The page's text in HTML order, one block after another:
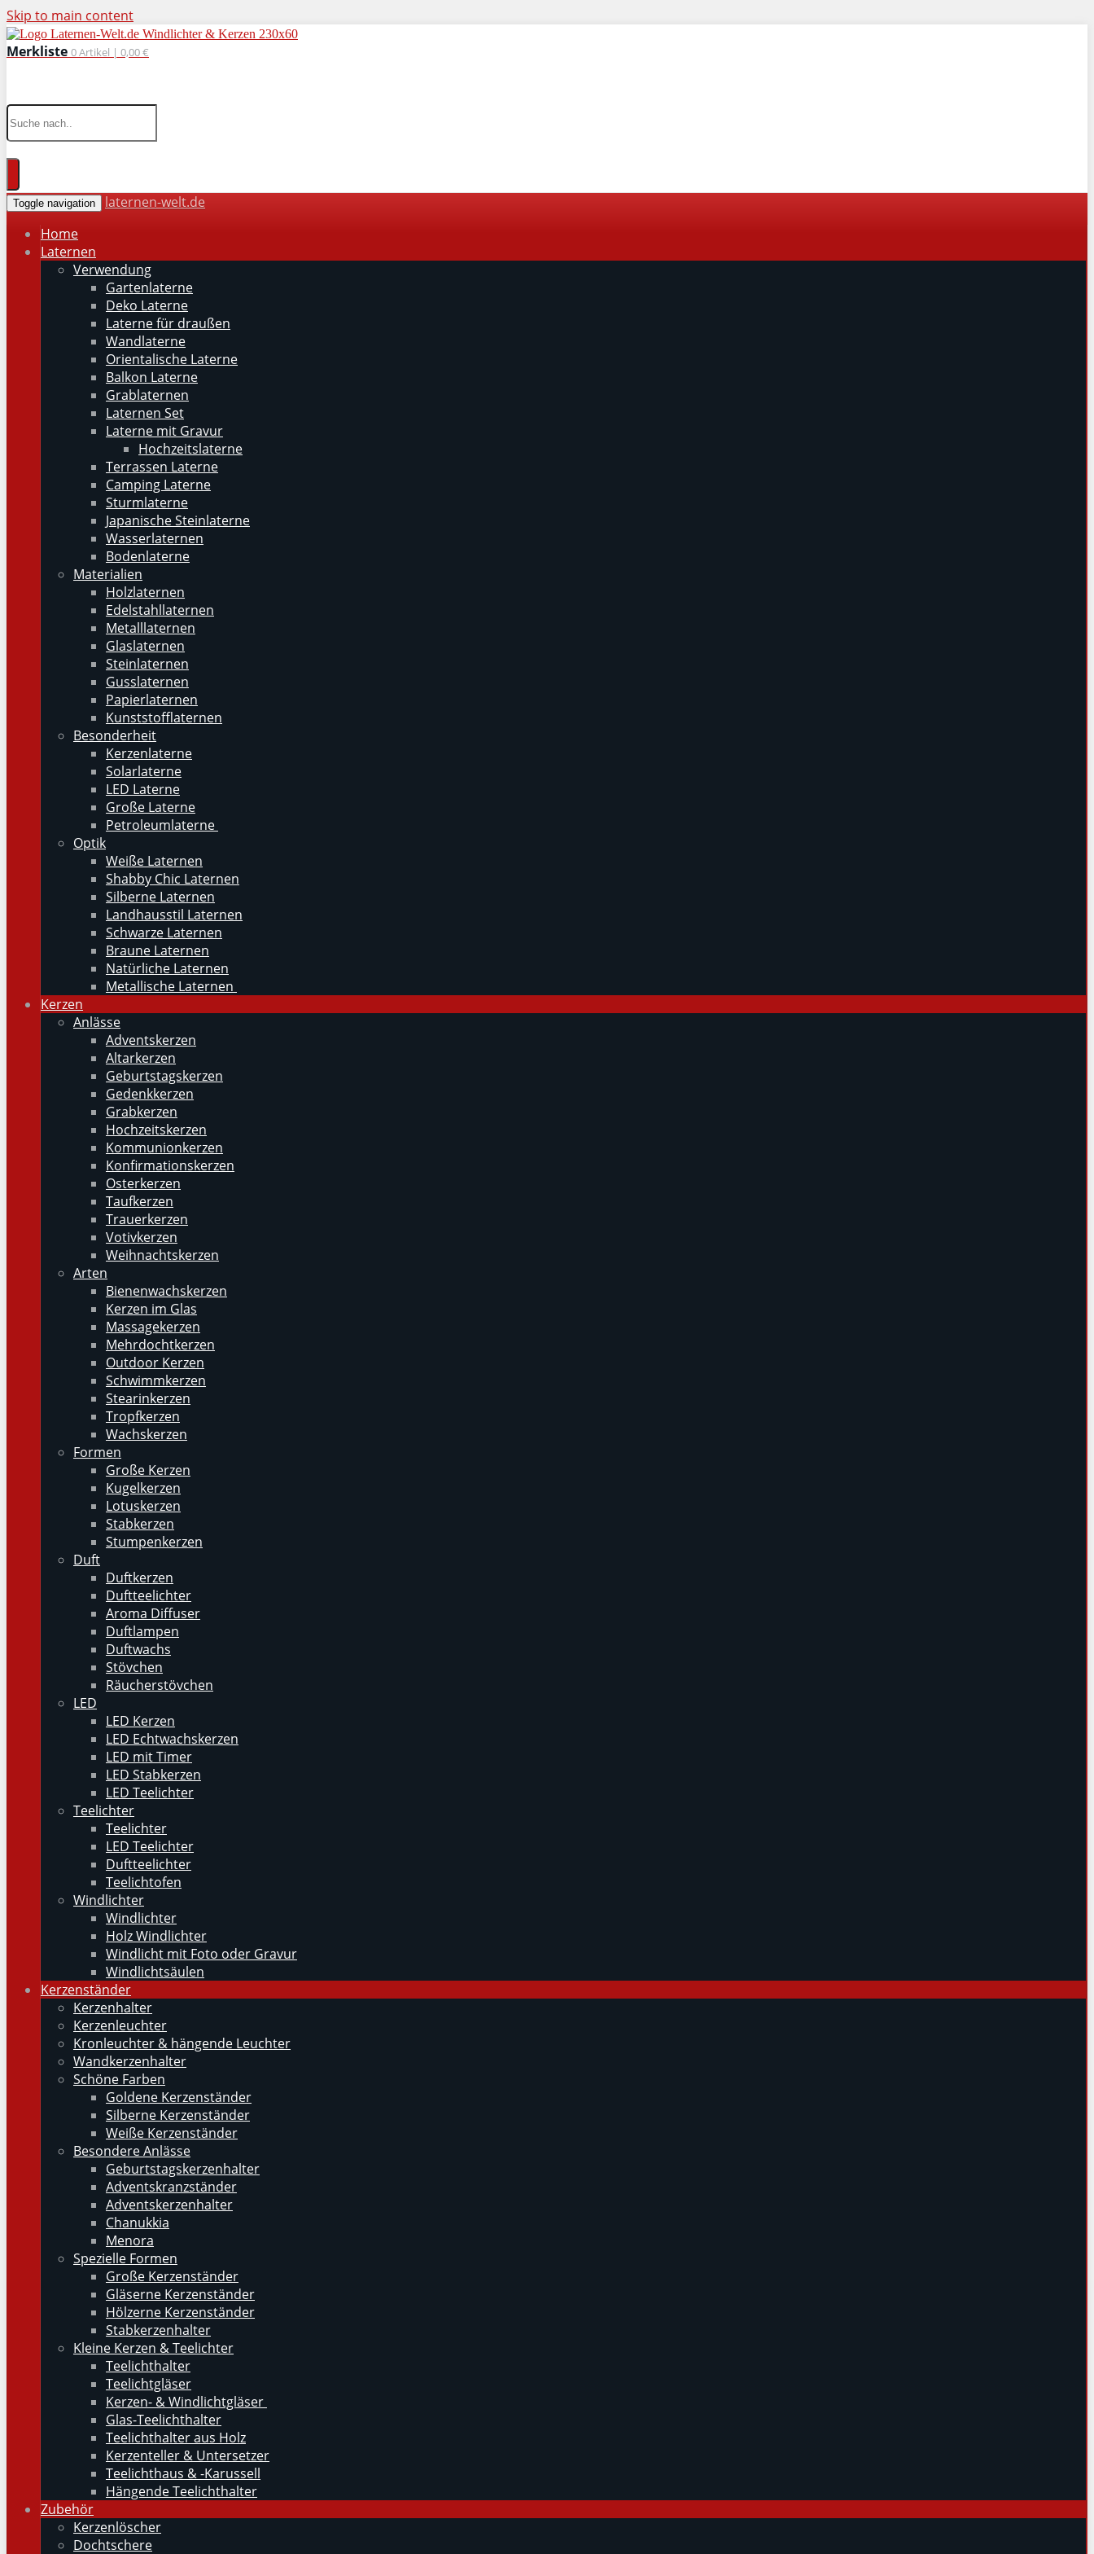
Skip to main content
Merkliste 0Artikel | 0,00 €
Toggle navigation
laternen-welt.de
Home
Laternen
Verwendung
Gartenlaterne
Deko Laterne
Laterne für draußen
Wandlaterne
Orientalische Laterne
Balkon Laterne
Grablaternen
Laternen Set
Laterne mit Gravur
Hochzeitslaterne
Terrassen Laterne
Camping Laterne
Sturmlaterne
Japanische Steinlaterne
Wasserlaternen
Bodenlaterne
Materialien
Holzlaternen
Edelstahllaternen
Metalllaternen
Glaslaternen
Steinlaternen
Gusslaternen
Papierlaternen
Kunststofflaternen
Besonderheit
Kerzenlaterne
Solarlaterne
LED Laterne
Große Laterne
Petroleumlaterne
Optik
Weiße Laternen
Shabby Chic Laternen
Silberne Laternen
Landhausstil Laternen
Schwarze Laternen
Braune Laternen
Natürliche Laternen
Metallische Laternen
Kerzen
Anlässe
Adventskerzen
Altarkerzen
Geburtstagskerzen
Gedenkkerzen
Grabkerzen
Hochzeitskerzen
Kommunionkerzen
Konfirmationskerzen
Osterkerzen
Taufkerzen
Trauerkerzen
Votivkerzen
Weihnachtskerzen
Arten
Bienenwachskerzen
Kerzen im Glas
Massagekerzen
Mehrdochtkerzen
Outdoor Kerzen
Schwimmkerzen
Stearinkerzen
Tropfkerzen
Wachskerzen
Formen
Große Kerzen
Kugelkerzen
Lotuskerzen
Stabkerzen
Stumpenkerzen
Duft
Duftkerzen
Duftteelichter
Aroma Diffuser
Duftlampen
Duftwachs
Stövchen
Räucherstövchen
LED
LED Kerzen
LED Echtwachskerzen
LED mit Timer
LED Stabkerzen
LED Teelichter
Teelichter
Teelichter
LED Teelichter
Duftteelichter
Teelichtofen
Windlichter
Windlichter
Holz Windlichter
Windlicht mit Foto oder Gravur
Windlichtsäulen
Kerzenständer
Kerzenhalter
Kerzenleuchter
Kronleuchter & hängende Leuchter
Wandkerzenhalter
Schöne Farben
Goldene Kerzenständer
Silberne Kerzenständer
Weiße Kerzenständer
Besondere Anlässe
Geburtstagskerzenhalter
Adventskranzständer
Adventskerzenhalter
Chanukkia
Menora
Spezielle Formen
Große Kerzenständer
Gläserne Kerzenständer
Hölzerne Kerzenständer
Stabkerzenhalter
Kleine Kerzen & Teelichter
Teelichthalter
Teelichtgläser
Kerzen- & Windlichtgläser
Glas-Teelichthalter
Teelichthalter aus Holz
Kerzenteller & Untersetzer
Teelichthaus & -Karussell
Hängende Teelichthalter
Zubehör
Kerzenlöscher
Dochtschere